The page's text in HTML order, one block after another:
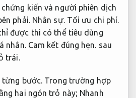
kiến ​​và người phiên dịch
phải. Nhân sự. Tối ưu chi phí.
được thì có thể tiêu dùng
nhân. Cam kết đúng hẹn. sau
trái.
từng bước. Trong trường hợp
hai ngón trỏ này; Nhanh